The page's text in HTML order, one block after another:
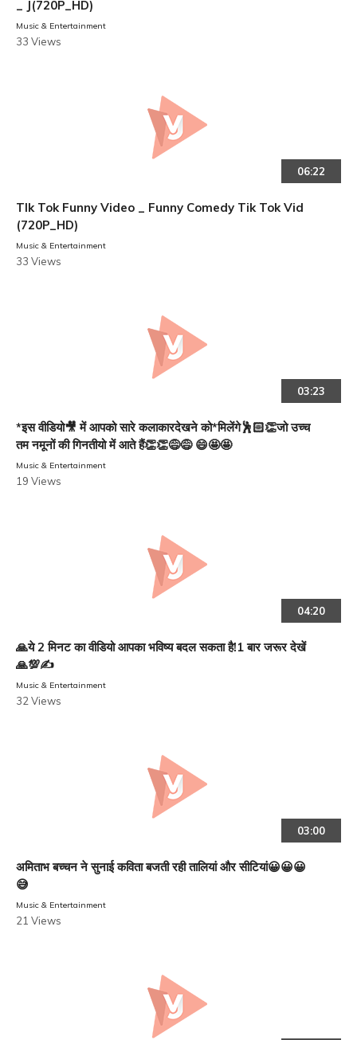
_ J(720P_HD)
Music & Entertainment
33 Views
06:22
TIk Tok Funny Video _ Funny Comedy Tik Tok Vid
(720P_HD)
Music & Entertainment
33 Views
03:23
*इस वीडियो🎥 में आपको सारे कलाकारदेखने को*मिलेंगे🕺🏻👏जो उच्च
तम नमूनों की गिनतीयो में आते हैं👏👏😅😅 😄🤩🤩
Music & Entertainment
19 Views
04:20
🙏ये 2 मिनट का वीडियो आपका भविष्य बदल सकता है!1 बार जरूर देखें
🙏💯✍️
Music & Entertainment
32 Views
03:00
अमिताभ बच्चन ने सुनाई कविता बजती रही तालियां और सीटियां😀😀😀
😅
Music & Entertainment
21 Views